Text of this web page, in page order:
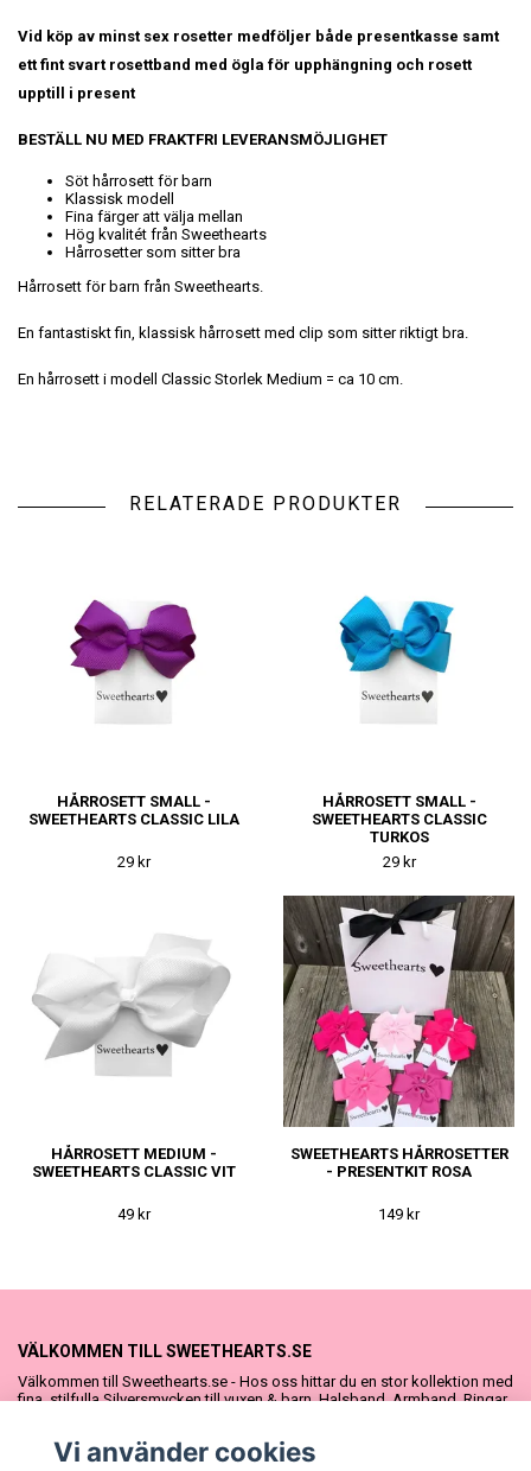
Vid köp av minst sex rosetter medföljer både presentkasse samt
ett fint svart rosettband med ögla för upphängning och rosett
upptill i present
BESTÄLL NU MED FRAKTFRI LEVERANSMÖJLIGHET
Söt hårrosett för barn
Klassisk modell
Fina färger att välja mellan
Hög kvalitét från Sweethearts
Hårrosetter som sitter bra
Hårrosett för barn från Sweethearts.
En fantastiskt fin, klassisk hårrosett med clip som sitter riktigt bra.
En hårrosett i modell Classic Storlek Medium = ca 10 cm.
RELATERADE PRODUKTER
HÅRROSETT SMALL -
SWEETHEARTS CLASSIC LILA
29 kr
HÅRROSETT SMALL -
SWEETHEARTS CLASSIC
TURKOS
29 kr
HÅRROSETT MEDIUM -
SWEETHEARTS CLASSIC VIT
49 kr
SWEETHEARTS HÅRROSETTER
- PRESENTKIT ROSA
149 kr
VÄLKOMMEN TILL SWEETHEARTS.SE
Välkommen till Sweethearts.se - Hos oss hittar du en stor kollektion med
fina, stilfulla Silversmycken till vuxen & barn. Halsband, Armband, Ringar
vår söta Sweethearts kolllektion med barnsmycken, tyllkjolar &
Vi använder cookies